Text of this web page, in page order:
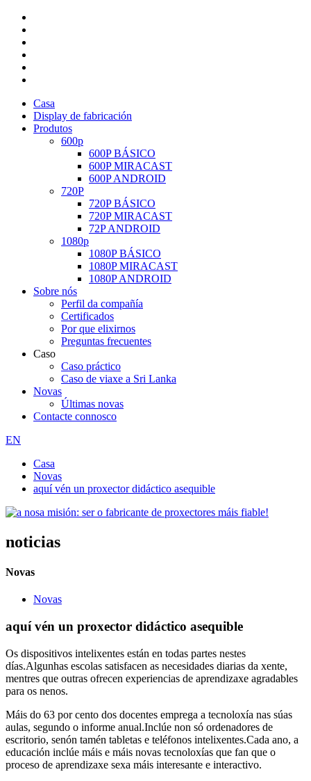
Casa
Display de fabricación
Produtos
600p
600P BÁSICO
600P MIRACAST
600P ANDROID
720P
720P BÁSICO
720P MIRACAST
72P ANDROID
1080p
1080P BÁSICO
1080P MIRACAST
1080P ANDROID
Sobre nós
Perfil da compañía
Certificados
Por que elixirnos
Preguntas frecuentes
Caso
Caso práctico
Caso de viaxe a Sri Lanka
Novas
Últimas novas
Contacte connosco
EN
Casa
Novas
aquí vén un proxector didáctico asequible
noticias
Novas
Novas
aquí vén un proxector didáctico asequible
Os dispositivos intelixentes están en todas partes nestes
días.Algunhas escolas satisfacen as necesidades diarias da xente,
mentres que outras ofrecen experiencias de aprendizaxe agradables
para os nenos.
Máis do 63 por cento dos docentes emprega a tecnoloxía nas súas
aulas, segundo o informe anual.Inclúe non só ordenadores de
escritorio, senón tamén tabletas e teléfonos intelixentes.Cada ano, a
educación inclúe máis e máis novas tecnoloxías que fan que o
proceso de aprendizaxe sexa máis interesante e interactivo.